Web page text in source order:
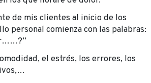
de mis clientes al inicio de los
personal comienza con las palabras:
el estrés, los errores, los